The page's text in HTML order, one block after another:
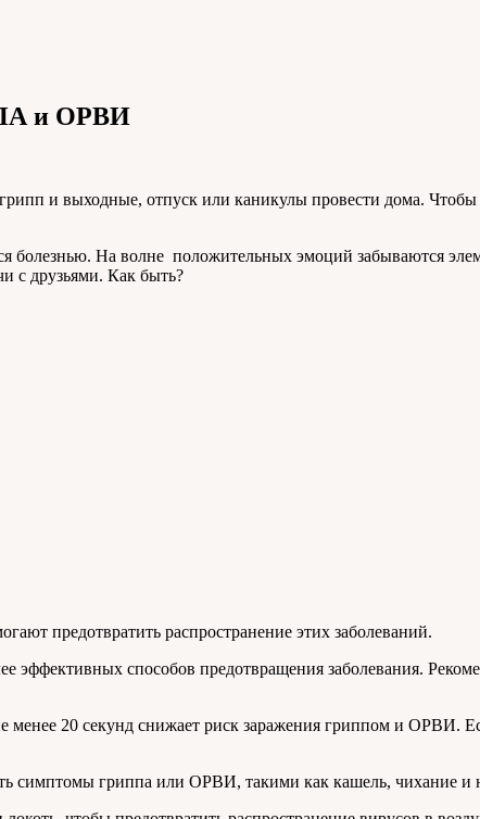
и ОРВИ
и выходные, отпуск или каникулы провести дома. Чтобы
болезнью. На волне положительных эмоций забываются
с друзьями. Как быть?
предотвратить распространение этих заболеваний.
эффективных способов предотвращения заболевания.
менее 20 секунд снижает риск заражения гриппом и ОРВИ.
симптомы гриппа или ОРВИ, такими как кашель, чихание и